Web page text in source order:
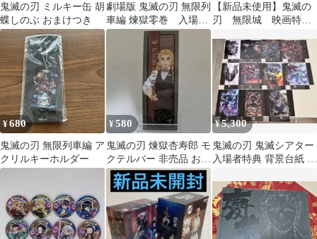
鬼滅の刃 ミルキー缶 胡
蝶しのぶ おまけつき
劇場版 鬼滅の刃 無限列
車編 煉獄零巻 入場者
特典 非売品
【新品未使用】鬼滅の
刃 無限城 映画特
¥680
鬼滅の刃 無限列車編 ア
クリルキーホルダー
¥580
鬼滅の刃 煉獄杏寿郎 モ
クテルバー 非売品 おす
そわけクリアカード カ
ラー
¥5,300
鬼滅の刃 鬼滅シアター
入場者特典 背景台紙 ク
ト 非売品